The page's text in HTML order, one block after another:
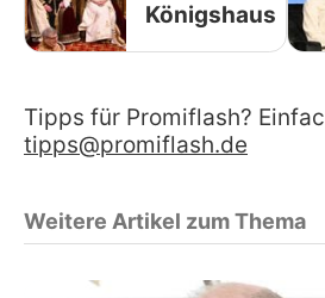
Königshaus
Tipps für Promiflash?
tipps@promiflash.de
Weitere Artikel zum Thema